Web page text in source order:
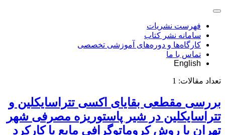
فهرست نشریات
سامانه نشر کتاب
کارگاه‌ها و دوره‌های آموزشی تخصصی
تماس با ما
English
تعداد مقالات: 1
بررسی مقطعی بقایای اکسی تتراسایکلین و
تتراسایکلین در شیر پاستوریزه مصرفی شهر
تهران با روش کروماتوگرافی مایع با کارکرد